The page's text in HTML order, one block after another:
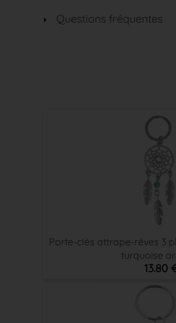
Questions fréquentes
Porte-clés attrape-rêves 3
turquoise
13.80